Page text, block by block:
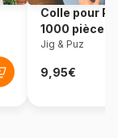
Colle pour
1000 pièces
Jig & Puz